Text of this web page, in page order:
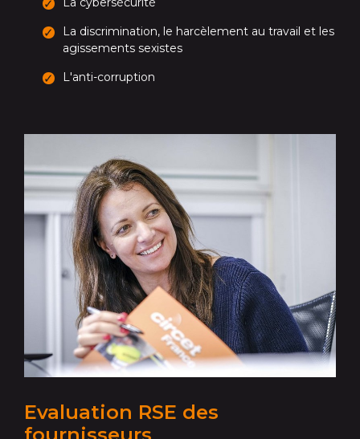
La discrimination, le harcèlement au travail et les
agissements sexistes
L'anti-corruption
Evaluation RSE des